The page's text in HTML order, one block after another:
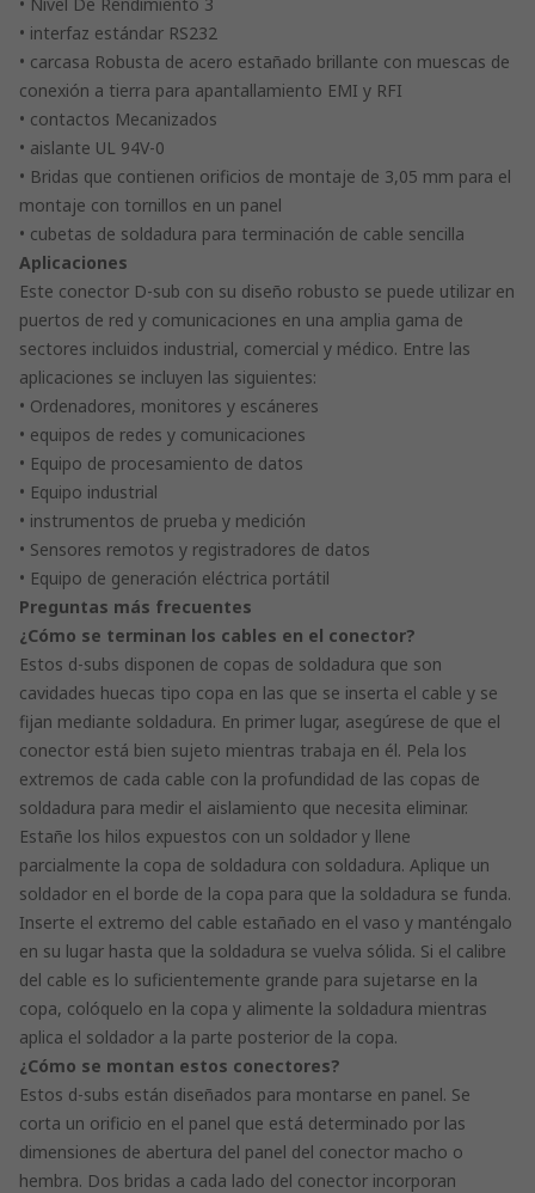
• interfaz estándar RS232
• carcasa Robusta de acero estañado brillante con muescas de
conexión a tierra para apantallamiento EMI y RFI
• contactos Mecanizados
• aislante UL 94V-0
• Bridas que contienen orificios de montaje de 3,05 mm para el
montaje con tornillos en un panel
• cubetas de soldadura para terminación de cable sencilla
Aplicaciones
Este conector D-sub con su diseño robusto se puede utilizar en
puertos de red y comunicaciones en una amplia gama de
sectores incluidos industrial, comercial y médico. Entre las
aplicaciones se incluyen las siguientes:
• Ordenadores, monitores y escáneres
• equipos de redes y comunicaciones
• Equipo de procesamiento de datos
• Equipo industrial
• instrumentos de prueba y medición
• Sensores remotos y registradores de datos
• Equipo de generación eléctrica portátil
Preguntas más frecuentes
¿Cómo se terminan los cables en el conector?
Estos d-subs disponen de copas de soldadura que son
cavidades huecas tipo copa en las que se inserta el cable y se
fijan mediante soldadura. En primer lugar, asegúrese de que el
conector está bien sujeto mientras trabaja en él. Pela los
extremos de cada cable con la profundidad de las copas de
soldadura para medir el aislamiento que necesita eliminar.
Estañe los hilos expuestos con un soldador y llene
parcialmente la copa de soldadura con soldadura. Aplique un
soldador en el borde de la copa para que la soldadura se funda.
Inserte el extremo del cable estañado en el vaso y manténgalo
en su lugar hasta que la soldadura se vuelva sólida. Si el calibre
del cable es lo suficientemente grande para sujetarse en la
copa, colóquelo en la copa y alimente la soldadura mientras
aplica el soldador a la parte posterior de la copa.
¿Cómo se montan estos conectores?
Estos d-subs están diseñados para montarse en panel. Se
corta un orificio en el panel que está determinado por las
dimensiones de abertura del panel del conector macho o
hembra. Dos bridas a cada lado del conector incorporan